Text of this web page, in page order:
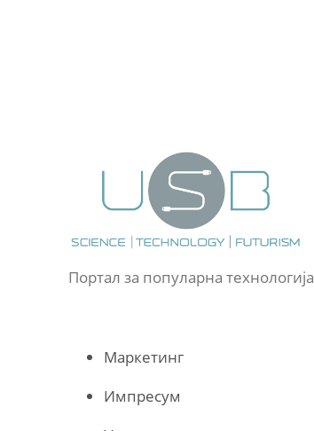
Портал за популарна технологија
Маркетинг
Импресум